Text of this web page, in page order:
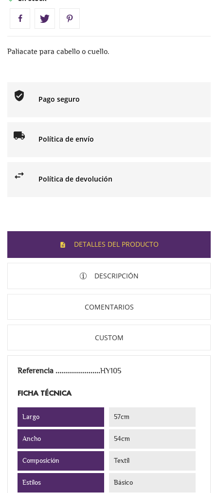
Paliacate para cabello o cuello.
Pago seguro
Política de envío
Política de devolución
DETALLES DEL PRODUCTO
DESCRIPCIÓN
COMENTARIOS
CUSTOM
Referencia HY105
FICHA TÉCNICA
Largo 57cm
Ancho 54cm
Composición Textil
Estilos Básico